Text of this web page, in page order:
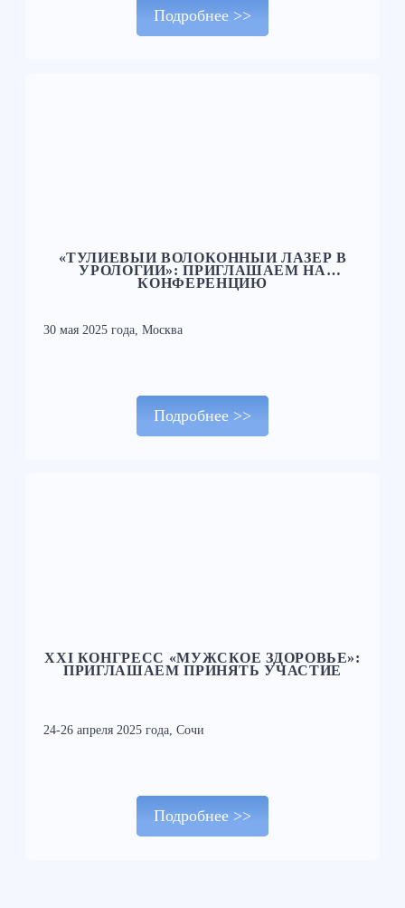
Подробнее >>
«ТУЛИЕВЫЙ ВОЛОКОННЫЙ ЛАЗЕР В
УРОЛОГИИ»: ПРИГЛАШАЕМ НА
КОНФЕРЕНЦИЮ
30 мая 2025 года, Москва
Подробнее >>
XXI КОНГРЕСС «МУЖСКОЕ ЗДОРОВЬЕ»:
ПРИГЛАШАЕМ ПРИНЯТЬ УЧАСТИЕ
24-26 апреля 2025 года, Сочи
Подробнее >>